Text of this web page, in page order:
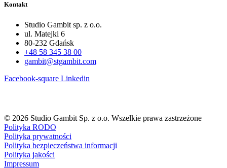
Kontakt
Studio Gambit sp. z o.o.
ul. Matejki 6
80-232 Gdańsk
+48 58 345 38 00
gambit@stgambit.com
Facebook-square Linkedin
© 2026 Studio Gambit Sp. z o.o. Wszelkie prawa zastrzeżone
Polityka RODO
Polityka prywatności
Polityka bezpieczeństwa informacji
Polityka jakości
Impressum